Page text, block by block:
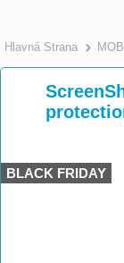
Hlavná Strana
BLACK FRIDAY